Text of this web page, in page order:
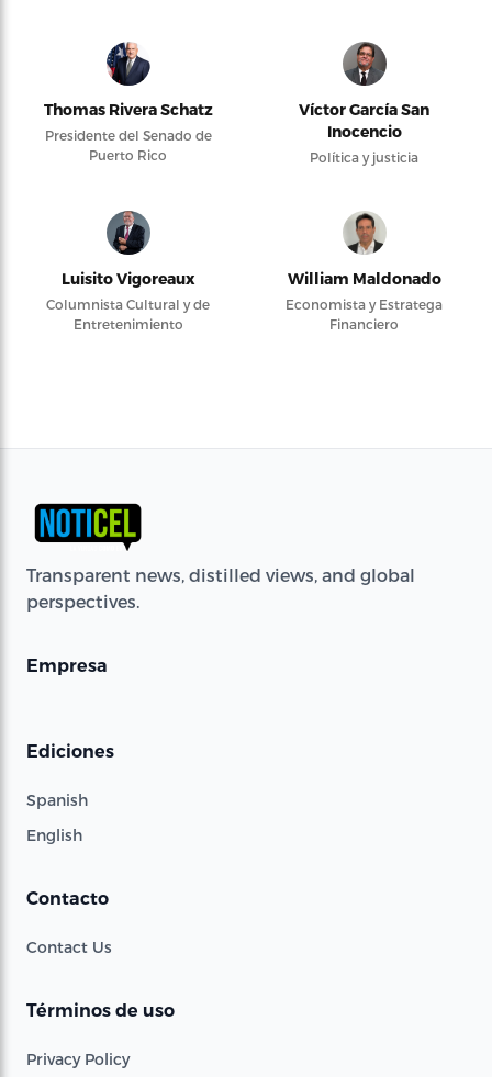
Thomas Rivera Schatz
Presidente del Senado de
Puerto Rico
Víctor García San
Inocencio
Política y justicia
Luisito Vigoreaux
Columnista Cultural y de
Entretenimiento
William Maldonado
Economista y Estratega
Financiero
Transparent news, distilled views, and global
perspectives.
Empresa
Ediciones
Spanish
English
Contacto
Contact Us
Términos de uso
Privacy Policy